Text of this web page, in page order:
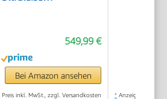
Widerstandsstufen,
für Effektives
Ausdauertraining,
Eigener App,
549,99 €
Bei Amazon ansehen
Preis inkl. MwSt., zzgl. Versandkosten * Anzeige